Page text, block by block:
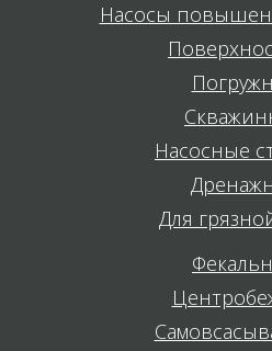
Насосы
Насосные
Для